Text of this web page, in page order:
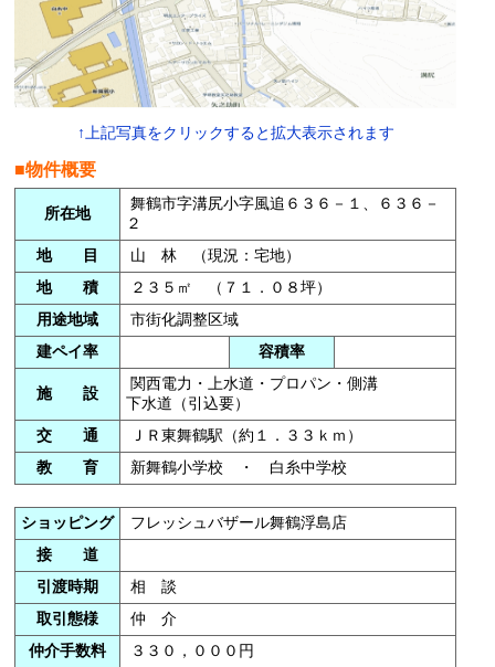
↑上記写真をクリックすると拡大表示されます
■物件概要
所在地
舞鶴市字溝尻小字風追６３６－１、６３６－
２
地 目
山 林 （現況：宅地）
地 積
２３５㎡ （７１．０８坪）
用途地域
市街化調整区域
建ペイ率
容積率
施 設
関西電力・上水道・プロパン・側溝
下水道（引込要）
交 通
ＪＲ東舞鶴駅（約１．３３ｋｍ）
教 育
新舞鶴小学校 ・ 白糸中学校
ショッピング
フレッシュバザール舞鶴浮島店
接 道
引渡時期
相 談
取引態様
仲 介
仲介手数料
３３０，０００円